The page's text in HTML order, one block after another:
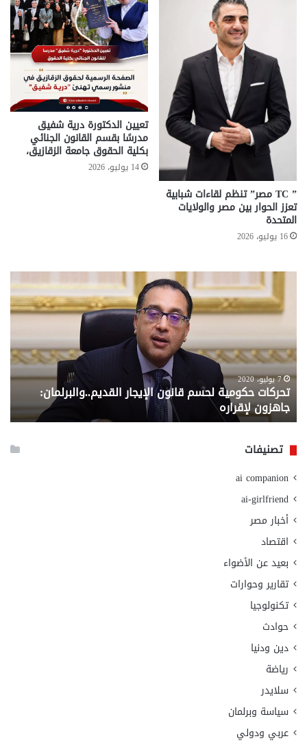
” TC مصر” تنظم لقاءات شبابية
تعزز الحوار بين مصر والولايات
المتحدة
16 يوليو، 2026
تعيين الدكتورة درية شفيق
مدرسًا بقسم القانون الجنائي
بكلية الحقوق جامعة الزقازيق،
14 يوليو، 2026
الإيجار القديم..والبرلمان:
المطلقة
..
إليك
المستندات
المطلوبة
وزارة
الاجتماعي
معاش المطلقة .. إليك
وزارة التضامن الاجتماعي
تصنيفات
ai companion
ai-girlfriend
أخبار مصر
اقتصاد
بعيد عن الأضواء
تقارير وحوارات
تكنولوجيا
حوادث
دين ودنيا
رياضة
سلايدر
سياسة وبرلمان
عربي ودولي